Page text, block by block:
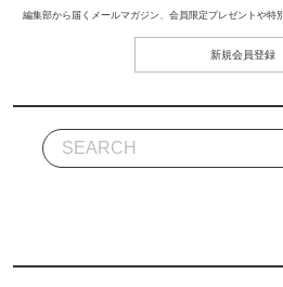
編集部から届くメールマガジン、会員限定プレゼントや特
新規会員登録